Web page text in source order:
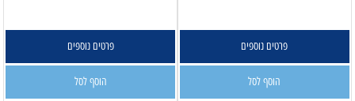
פרטים נוספים
הוסף לסל
פרטים נוספים
הוסף לסל